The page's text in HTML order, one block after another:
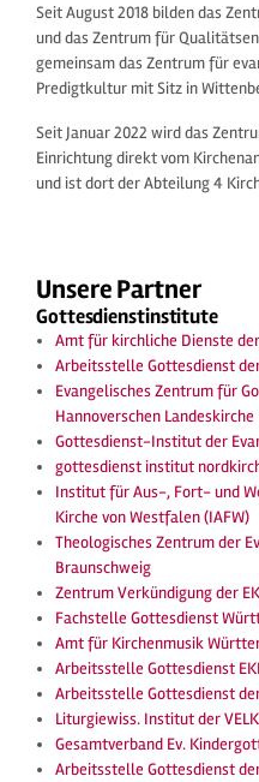
Seit August 2018 bilden das
und das Zentrum für
gemeinsam das Zentrum für
Predigtkultur mit Sitz in
Seit Januar 2022 wird das
Einrichtung direkt vom
und ist dort der Abteilung 4
Unsere Partner
Gottesdienstinstitute
Amt für kirchliche Dienste der
Arbeitsstelle Gottesdienst
Evangelisches Zentrum für
Hannoverschen Landeskirche
Gottesdienst-Institut der
gottesdienst institut
Institut für Aus-, Fort- und
Kirche von Westfalen (IAFW)
Theologisches Zentrum der
Braunschweig
Zentrum Verkündigung der
Fachstelle Gottesdienst
Amt für Kirchenmusik
Arbeitsstelle Gottesdienst
Arbeitsstelle Gottesdienst
Liturgiewiss. Institut der
Gesamtverband Ev.
Arbeitsstelle Gottesdienst